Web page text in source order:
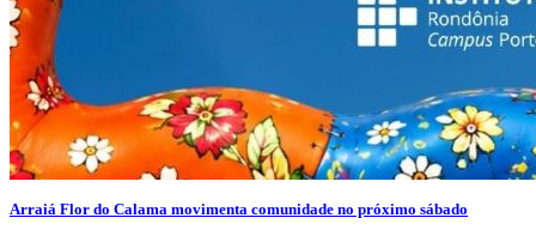
Arraiá Flor do Calama movimenta comunidade no próximo sábado